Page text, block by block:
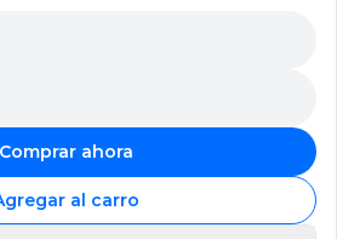
Comprar ahora
al carro